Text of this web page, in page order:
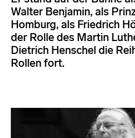
Walter Benjamin, als
Homburg, als Friedrich
der Rolle des Martin
Dietrich Henschel die
Rollen fort.